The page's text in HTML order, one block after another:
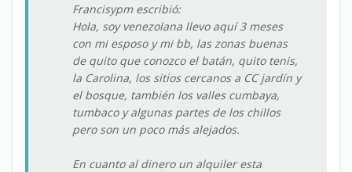
Francisypm escribió:
Hola, soy venezolana llevo aquí 3 meses
con mi esposo y mi bb, las zonas buenas
de quito que conozco el batán, quito tenis,
la Carolina, los sitios cercanos a CC jardín y
el bosque, también los valles cumbaya,
tumbaco y algunas partes de los chillos
pero son un poco más alejados.
En cuanto al dinero un alquiler esta